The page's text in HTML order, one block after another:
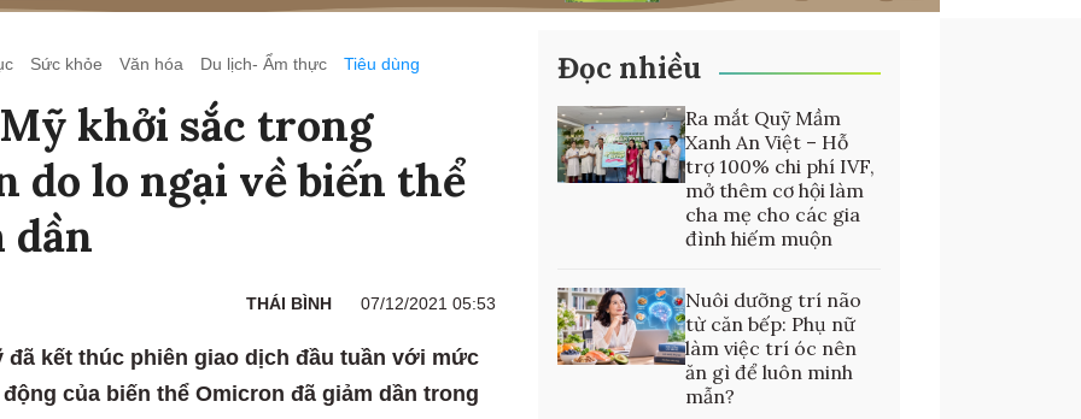
Sức khỏe Văn hóa Du lịch- Ẩm thực Tiêu dùng
khởi sắc trong
do lo ngại về biến thể
dần
THÁI BÌNH 07/12/2021 05:53
kết thúc phiên giao dịch đầu tuần với mức
của biến thể Omicron đã giảm dần trong
Đọc nhiều
Ra mắt Quỹ Mầm
Xanh An Việt – Hỗ
trợ 100% chi phí IVF,
mở thêm cơ hội làm
cha mẹ cho các gia
đình hiếm muộn
Nuôi dưỡng trí não
từ căn bếp: Phụ nữ
làm việc trí óc nên
ăn gì để luôn minh
mẫn?